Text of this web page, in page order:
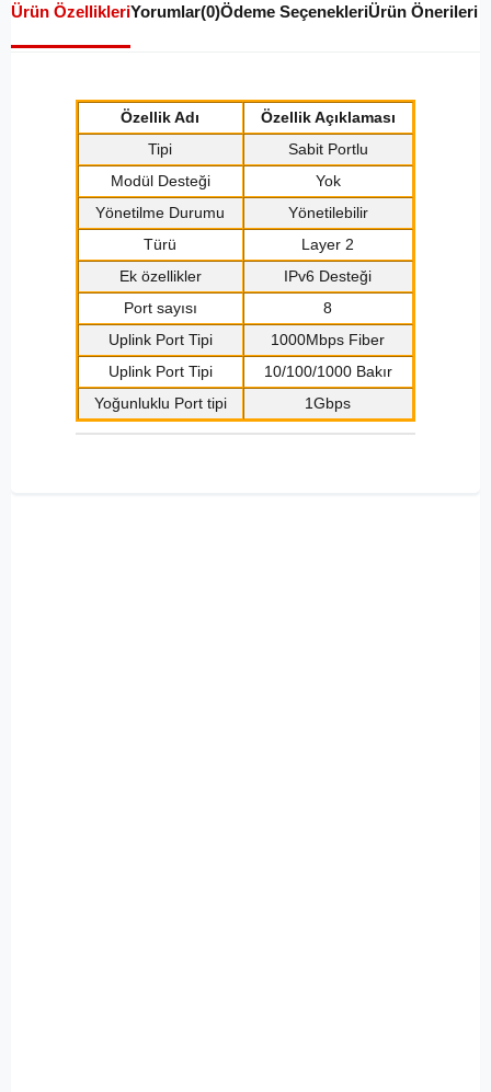
Ürün ÖzellikleriYorumlar(0)Ödeme SeçenekleriÜrün Önerileri
Özellik Adı
Özellik Açıklaması
Tipi
Sabit Portlu
Modül Desteği
Yok
Yönetilme Durumu
Yönetilebilir
Türü
Layer 2
Ek özellikler
IPv6 Desteği
Port sayısı
8
Uplink Port Tipi
1000Mbps Fiber
Uplink Port Tipi
10/100/1000 Bakır
Yoğunluklu Port tipi
1Gbps